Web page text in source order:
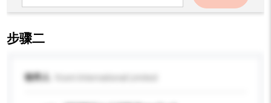
步骤二
收件人